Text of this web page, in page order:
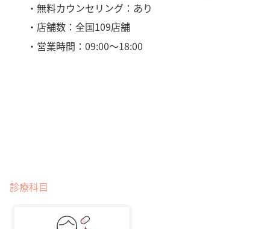
・無料カウンセリング：あり
・店舗数：全国109店舗
・営業時間：09:00〜18:00
診療科目